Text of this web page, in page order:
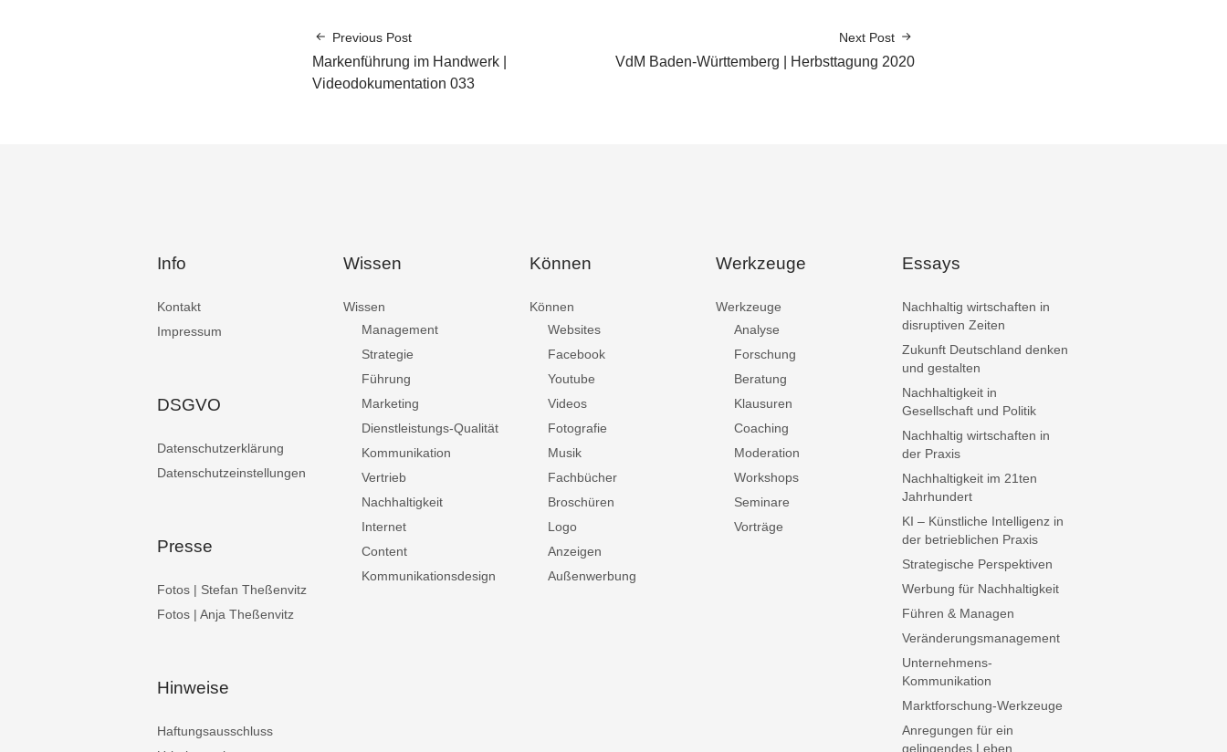
Previous Post
Markenführung im Handwerk |
Videodokumentation 033
Next Post
VdM Baden-Württemberg | Herbsttagung 2020
Info
Kontakt
Impressum
DSGVO
Datenschutzerklärung
Datenschutzeinstellungen
Presse
Fotos | Stefan Theßenvitz
Fotos | Anja Theßenvitz
Hinweise
Haftungsausschluss
Wissen
Wissen
Management
Strategie
Führung
Marketing
Dienstleistungs-Qualität
Kommunikation
Vertrieb
Nachhaltigkeit
Internet
Content
Kommunikationsdesign
Können
Können
Websites
Facebook
Youtube
Videos
Fotografie
Musik
Fachbücher
Broschüren
Logo
Anzeigen
Außenwerbung
Werkzeuge
Werkzeuge
Analyse
Forschung
Beratung
Klausuren
Coaching
Moderation
Workshops
Seminare
Vorträge
Essays
Nachhaltig wirtschaften in
disruptiven Zeiten
Zukunft Deutschland denken
und gestalten
Nachhaltigkeit in
Gesellschaft und Politik
Nachhaltig wirtschaften in
der Praxis
Nachhaltigkeit im 21ten
Jahrhundert
KI – Künstliche Intelligenz in
der betrieblichen Praxis
Strategische Perspektiven
Werbung für Nachhaltigkeit
Führen & Managen
Veränderungsmanagement
Unternehmens-
Kommunikation
Marktforschung-Werkzeuge
Anregungen für ein
gelingendes Leben